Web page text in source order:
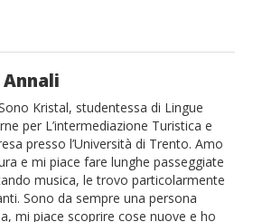
Kristal, studentessa di Lingue
per L’intermediazione Turistica e
presso l’Università di Trento. Amo
e mi piace fare lunghe passeggiate
musica, le trovo particolarmente
Sono da sempre una persona
mi piace scoprire cose nuove e ho